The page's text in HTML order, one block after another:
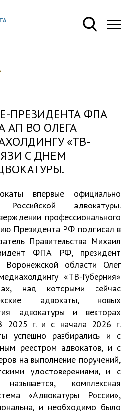
ПРЕЗИДЕНТА ФПА
АП ВО ОЛЕГА
«ТВ-
С ДНЕМ
впервые официально
адвокатуры.
профессионального
Президента РФ подписал в
Правительства Михаил
ФПА РФ, президент
Воронежской области Олег
«ТВ-Губерния»
над которыми сейчас
адвокаты, новых
адвокатуры и векторах
2025 г. и с начала 2026 г.
успешно разбирались и с
реестром адвокатов, и с
на выполнение поручений,
удостоверениями, и с
комплексная
«Адвокатуры России»,
и необходимо было